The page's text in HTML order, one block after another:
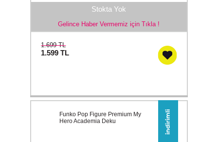
Stokta Yok
Gelince Haber Vermemiz için Tıkla !
1.699 TL
1.599TL
Funko Pop Figure Premium My
Hero Academia Deku